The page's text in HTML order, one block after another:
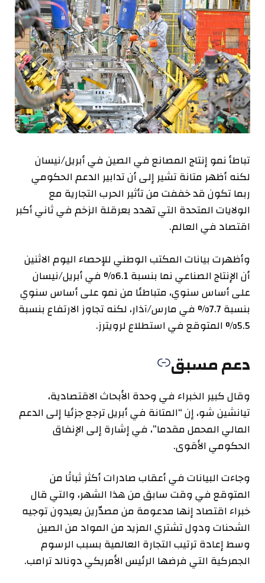
تباطأ نمو إنتاج المصانع في الصين في أبريل/نيسان
لكنه أظهر متانة تشير إلى أن تدابير الدعم الحكومي
ربما تكون قد خففت من تأثير الحرب التجارية مع
الولايات المتحدة التي تهدد بعرقلة الزخم في ثاني أكبر
اقتصاد في العالم.
وأظهرت بيانات المكتب الوطني للإحصاء اليوم الاثنين
أن الإنتاج الصناعي نما بنسبة 6.1% في أبريل/نيسان
على أساس سنوي، متباطئا من نمو على أساس سنوي
بنسبة 7.7% في مارس/آذار، لكنه تجاوز الارتفاع بنسبة
5.5% المتوقع في استطلاع لرويترز.
دعم مسبق
وقال كبير الخبراء في وحدة الأبحاث الاقتصادية،
تيانشين شو، إن “المتانة في أبريل ترجع جزئيا إلى الدعم
المالي المحمل مقدما”، في إشارة إلى الإنفاق
الحكومي الأقوى.
وجاءت البيانات في أعقاب صادرات أكثر ثباتًا من
المتوقع في وقت سابق من هذا الشهر، والتي قال
خبراء اقتصاد إنها مدعومة من مصدّرين يعيدون توجيه
الشحنات ودول تشتري المزيد من المواد من الصين
وسط إعادة ترتيب التجارة العالمية بسبب الرسوم
الجمركية التي فرضها الرئيس الأمريكي دونالد ترامب.